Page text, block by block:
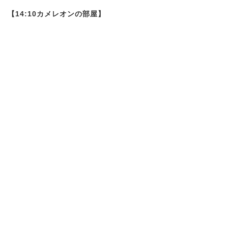
【14:10カメレオンの部屋】